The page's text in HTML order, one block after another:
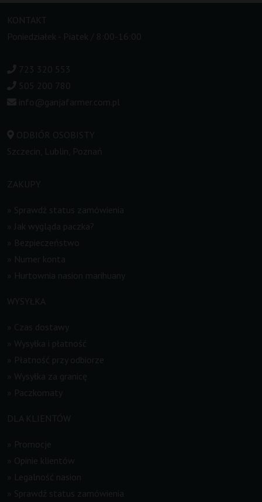
KONTAKT
Poniedziałek - Piatek / 8:00-16:00
723 320 553
505 200 780
info@ganjafarmer.com.pl
ODBIÓR OSOBISTY
Szczecin, Lublin, Poznań
ZAKUPY
Sprawdź status zamówienia
Jak wygląda paczka?
Bezpieczeństwo
Numer konta
Hurtownia nasion marihuany
WYSYŁKA
Czas dostawy
Wysyłka i płatność
Płatność przy odbiorze
Wysyłka za granicę
Paczkomaty
DLA KLIENTÓW
Promocje
Opinie klientów
Legalność nasion
Sprawdź status zamówienia